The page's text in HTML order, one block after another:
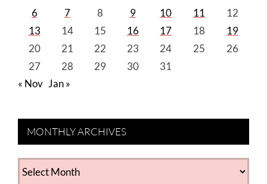
6
7 8 9 10 11
12
13
14 15 16 17 18
19
20
21 22 23 24 25
26
27
28 29 30
31
« Nov Jan »
MONTHLY ARCHIVES
MONTHLY